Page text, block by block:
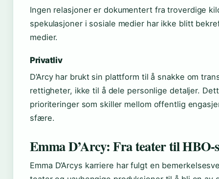
Ingen relasjoner er dokumentert fra troverdige
spekulasjoner i sosiale medier har ikke blitt
medier.
Privatliv
D’Arcy har brukt sin plattform til å snakke om
rettigheter, ikke til å dele personlige detaljer.
prioriteringer som skiller mellom offentlig
sfære.
Emma D’Arcy: Fra teater til HBO-
Emma D’Arcys karriere har fulgt en